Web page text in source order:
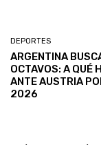
DEPORTES
ARGENTINA
OCTAVOS: A QUÉ
ANTE AUSTRIA
2026